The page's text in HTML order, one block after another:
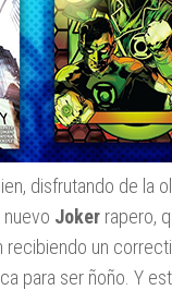
disfrutando de la
Joker rapero,
recibiendo un
para ser ñoño. Y